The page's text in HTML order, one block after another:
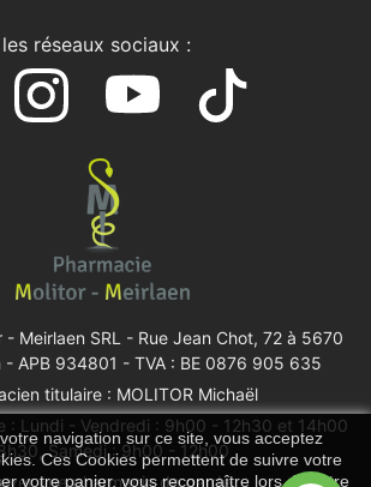
navigation sur ce site, vous acceptez
Ces Cookies permettent de suivre votre
votre panier, vous reconnaître lors de votre
réseaux sociaux :
- Meirlaen SRL - Rue Jean Chot, 72 à 5670
- APB 934801 - TVA : BE 0876 905 635
titulaire : MOLITOR Michaël
: Lundi - Vendredi : 9h00 - 12h30 et 14h00
Samedi : 9h00 - 12h00
une pharmacie de garde